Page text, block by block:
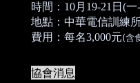
時間： 10月 19-21 日 (一-
地點：中華電信訓練
費用：每名3,000元(含
協會消息